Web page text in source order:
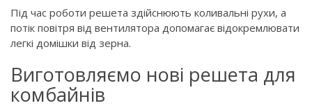
Під час роботи решета здійснюють коливальні рухи, а
потік повітря від вентилятора допомагає відокремлювати
легкі домішки від зерна.
Виготовляємо нові решета для
комбайнів